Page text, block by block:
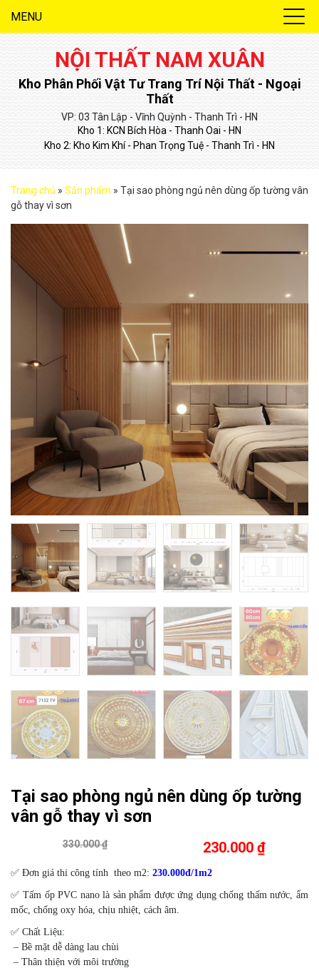
MENU
NỘI THẤT NAM XUÂN
Kho Phân Phối Vật Tư Trang Trí Nội Thất - Ngoại
Thất
VP: 03 Tân Lập - Vĩnh Quỳnh - Thanh Trì - HN
Kho 1: KCN Bích Hòa - Thanh Oai - HN
Kho 2: Kho Kim Khí - Phan Trọng Tuệ - Thanh Trì - HN
Trang chủ » Sản phẩm » Tại sao phòng ngủ nên dùng ốp tường vân
gỗ thay vì sơn
Tại sao phòng ngủ nên dùng ốp tường
vân gỗ thay vì sơn
330.000 ₫ 230.000 ₫
✅ Đơn giá thi công tính theo m2: 230.000đ/1m2
✅ Tấm ốp PVC nano là sản phẩm được ứng dụng chống thấm nước, ẩm
mốc, chống oxy hóa, chịu nhiệt, cách âm.
✅ Chất Liệu:
– Bề mặt dễ dàng lau chùi
– Thân thiện với môi trường